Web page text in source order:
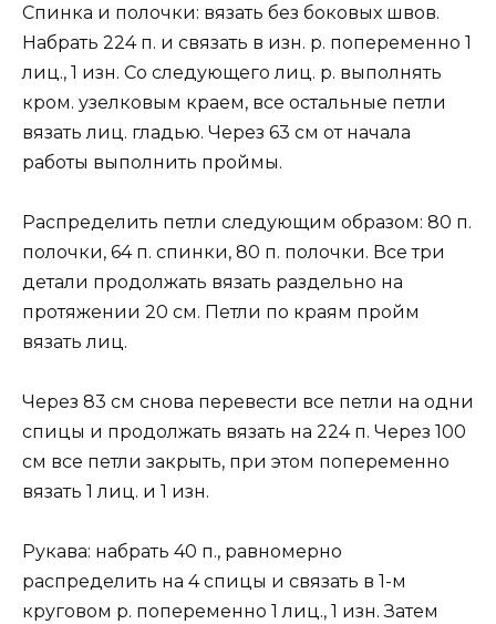
Спинка и полочки: вязать без боковых швов.
Набрать 224 п. и связать в изн. р. попеременно 1
лиц., 1 изн. Со следующего лиц. р. выполнять
кром. узелковым краем, все остальные петли
вязать лиц. гладью. Через 63 см от начала
работы выполнить проймы.
Распределить петли следующим образом: 80 п.
полочки, 64 п. спинки, 80 п. полочки. Все три
детали продолжать вязать раздельно на
протяжении 20 см. Петли по краям пройм
вязать лиц.
Через 83 см снова перевести все петли на одни
спицы и продолжать вязать на 224 п. Через 100
см все петли закрыть, при этом попеременно
вязать 1 лиц. и 1 изн.
Рукава: набрать 40 п., равномерно
распределить на 4 спицы и связать в 1-м
круговом р. попеременно 1 лиц., 1 изн. Затем